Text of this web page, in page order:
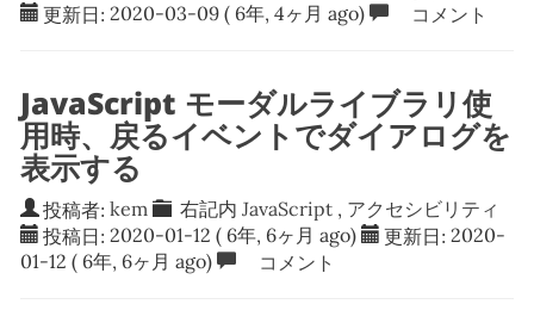
更新日: 2020-03-09 ( 6年, 4ヶ月 ago) コメント
JavaScript モーダルライブラリ使
用時、戻るイベントでダイアログを
表示する
投稿者: kem 右記内JavaScript , アクセシビリティ
投稿日: 2020-01-12 ( 6年, 6ヶ月 ago) 更新日: 2020-
01-12 ( 6年, 6ヶ月 ago) コメント